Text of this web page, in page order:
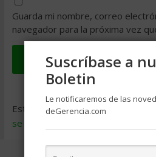
Guarda mi nombre, correo
navegador para la próxima vez
Este sitio usa Akismet para
se procesan los datos de tus
Suscríbase a
Boletin
Le notificaremos de las
deGerencia.com